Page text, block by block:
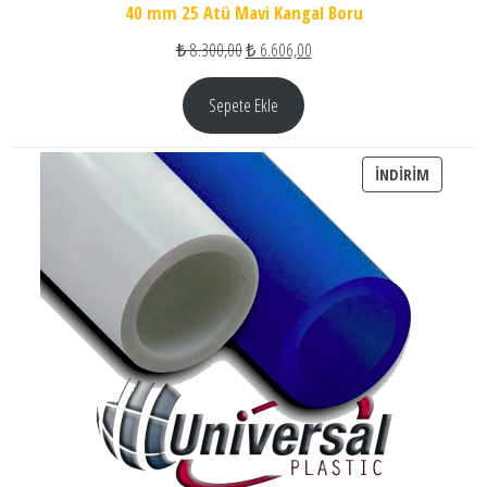
40 mm 25 Atü Mavi Kangal Boru
₺8.300,00Orijinal fiyat: ₺ 8.300,00.
₺6.606,00Şu andaki fiyat: ₺ 6.606,00.
Sepete Ekle
İNDIRIM